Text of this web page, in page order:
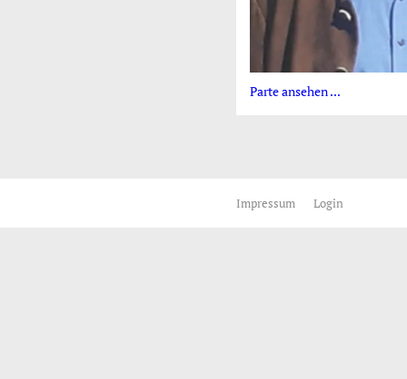
Parte ansehen ...
Impressum Login